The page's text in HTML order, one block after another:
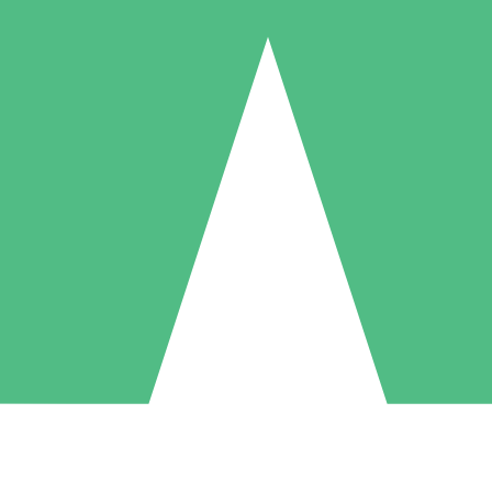
Individuele Creditpakketten
per gebruik met downloadtegoeden. Geen maandelijkse verplichting
5 Downloaden
US$